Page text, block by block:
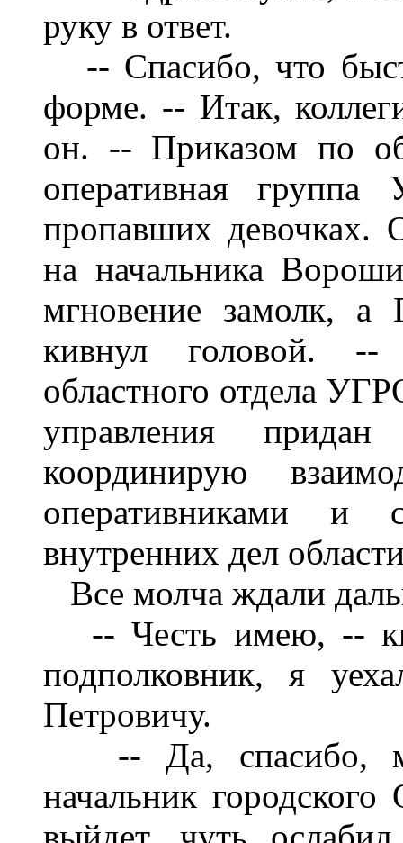
руку в ответ.
-- Спасибо, что
форме. -- Итак,
он. -- Приказом по
оперативная
пропавших девочках.
на начальника
мгновение замолк, а
кивнул головой. --
областного отдела
управления
координирую
оперативниками и
внутренних дел
Все молча ждали
--Честь имею, --
подполковник, я
Петровичу.
-- Да, спасибо,
начальник